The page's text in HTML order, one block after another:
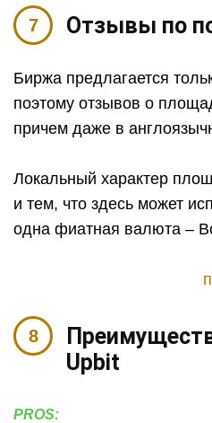
Отзывы по
Биржа предлагается
поэтому отзывов о
причем даже в
Локальный характер
и тем, что здесь может
одна фиатная валюта –
Upbit
PROS: